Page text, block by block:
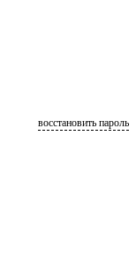
восстановить пароль